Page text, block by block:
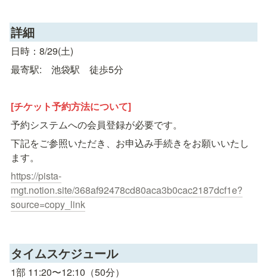
詳細
日時：8/29(土)
最寄駅:　池袋駅　徒歩5分
[チケット予約方法について]
予約システムへの会員登録が必要です。
下記をご参照いただき、お申込み手続きをお願いいたし
ます。
https://pista-
mgt.notion.site/368af92478cd80aca3b0cac2187dcf1e?
source=copy_link
タイムスケジュール
1部 11:20〜12:10（50分）